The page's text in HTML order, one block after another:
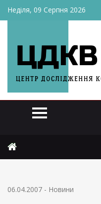
Неділя, 09 Серпня 2026
06.04.2007 - Новини